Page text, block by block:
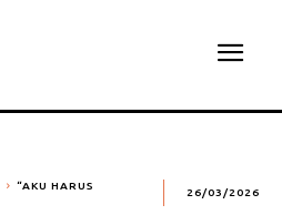
“AKU HARUS
26/03/2026